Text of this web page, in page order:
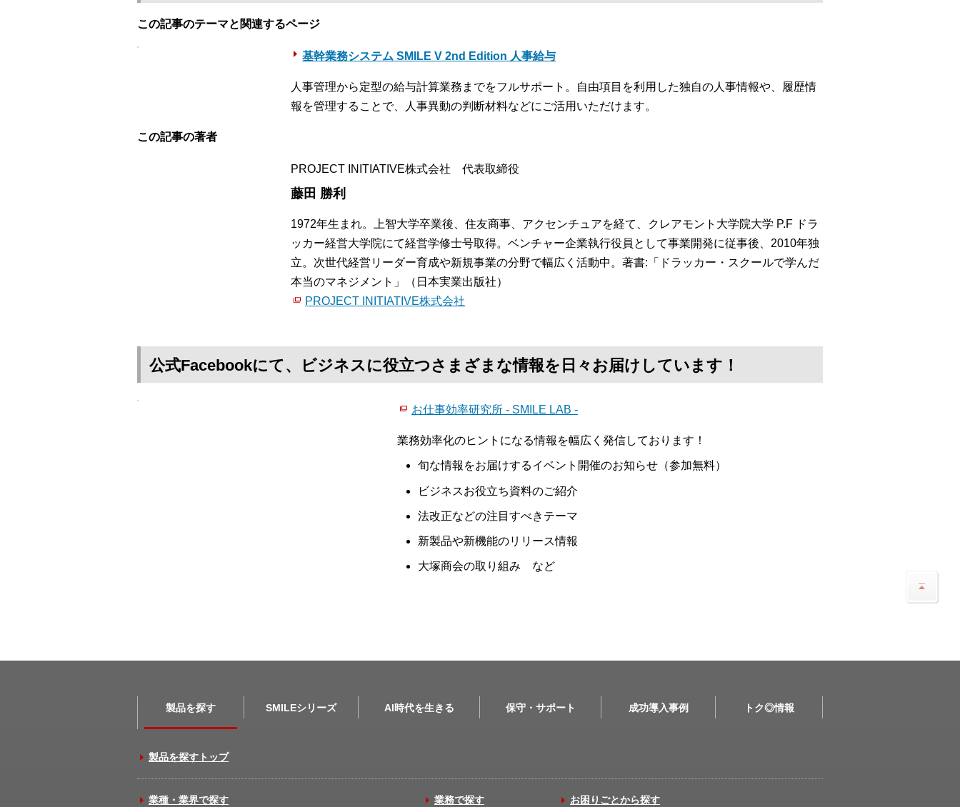
この記事のテーマと関連するページ
基幹業務システム SMILE V 2nd Edition 人事給与
人事管理から定型の給与計算業務までをフルサポート。自由項目を利用した独自の人事情報や、履歴情
報を管理することで、人事異動の判断材料などにご活用いただけます。
この記事の著者
PROJECT INITIATIVE株式会社 代表取締役
藤田 勝利
1972年生まれ。上智大学卒業後、住友商事、アクセンチュアを経て、クレアモント大学院大学 P.F ドラ
ッカー経営大学院にて経営学修士号取得。ベンチャー企業執行役員として事業開発に従事後、2010年独
立。次世代経営リーダー育成や新規事業の分野で幅広く活動中。著書:「ドラッカー・スクールで学んだ
本当のマネジメント」（日本実業出版社）
PROJECT INITIATIVE株式会社
公式Facebookにて、ビジネスに役立つさまざまな情報を日々お届けしています！
お仕事効率研究所 - SMILE LAB -
業務効率化のヒントになる情報を幅広く発信しております！
旬な情報をお届けするイベント開催のお知らせ（参加無料）
ビジネスお役立ち資料のご紹介
法改正などの注目すべきテーマ
新製品や新機能のリリース情報
大塚商会の取り組み など
製品を探す SMILEシリーズ AI時代を生きる 保守・サポート 成功導入事例 トク◎情報
製品を探すトップ
業種・業界で探す 業務で探す お困りごとから探す